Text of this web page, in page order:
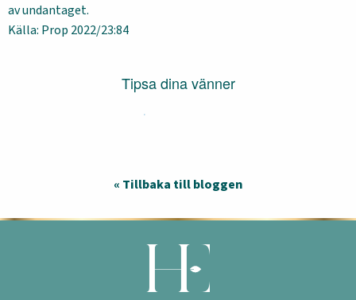
av undantaget.
Källa: Prop 2022/23:84
Tipsa dina vänner
« Tillbaka till bloggen